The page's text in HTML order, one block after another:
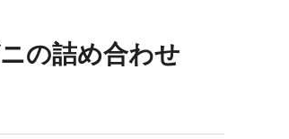
の詰め合わせ